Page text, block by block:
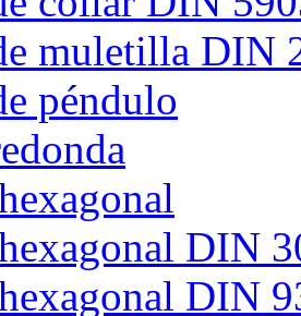
muletilla DIN
péndulo
DIN
DIN